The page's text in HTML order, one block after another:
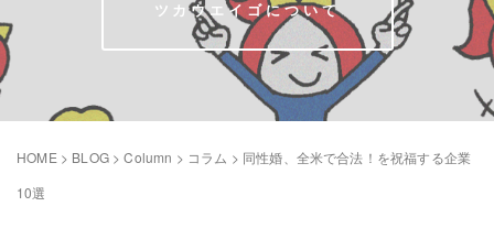
ツカウエイゴについて
HOME > BLOG>Column > コラム > 同性婚、全米で合法！を祝福する企業
10選